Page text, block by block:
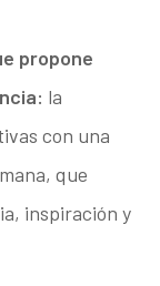
propone
la
con una
que
inspiración y